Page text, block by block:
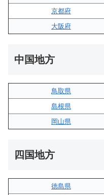
京都府
大阪府
中国地方
鳥取県
島根県
岡山県
四国地方
徳島県